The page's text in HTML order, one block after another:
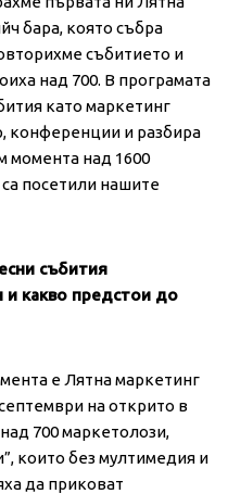
бара, която събра
събитието и
над 700. В програмата
като маркетинг
конференции и разбира
момента над 1600
посетили нашите
събития
и какво предстои до
е Лятна маркетинг
на открито в
700 маркетолози,
които без мултимедия и
да приковат